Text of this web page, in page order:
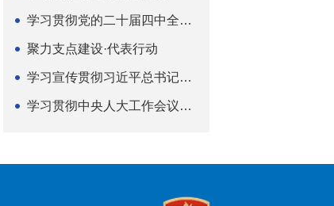
学习贯彻党的二十届四中全会精神
聚力支点建设·代表行动
学习宣传贯彻习近平总书记关于坚持
学习贯彻中央人大工作会议精神